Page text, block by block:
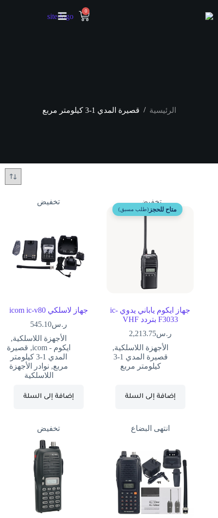
0
الرئيسية / قصيرة المدي 1-3 كيلومتر مربع
تخفيض
متاح للحجز (طلب مسبق)
جهاز ايكوم ياباني يدوي ic-
F3033 بتردد VHF
ر.س2,213.75
الأجهزة اللاسلكية,
قصيرة المدي 1-3
كيلومتر مربع
إضافة إلى السلة
تخفيض
جهاز لاسلكي icom ic-v80
ر.س545.10
الأجهزة اللاسلكية,
ايكوم - icom
, قصيرة
المدي 1-3 كيلومتر
مربع, نوادر الأجهزة
اللاسلكية
إضافة إلى السلة
انتهى البضاع تخفيض